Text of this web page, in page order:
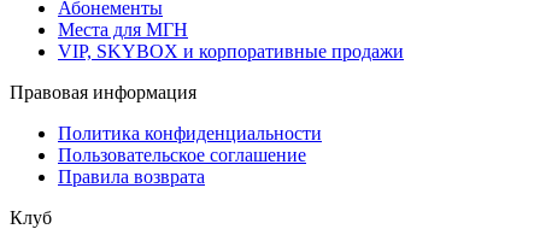
Абонементы
Места для МГН
VIP, SKYBOX и корпоративные продажи
Правовая информация
Политика конфиденциальности
Пользовательское соглашение
Правила возврата
Клуб